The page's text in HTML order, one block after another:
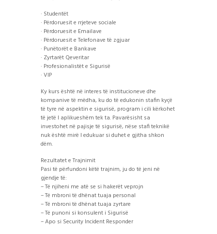
· Studentët
· Përdoruesit e rrjeteve sociale
· Përdoruesit e Emailave
· Përdoruesit e Telefonave të zgjuar
· Punëtorët e Bankave
· Zyrtarët Qeveritar
· Profesionalistët e Sigurisë
· VIP
Ky kurs është në interes të institucioneve dhe
kompanive të mëdha, ku do të edukonin stafin kyçë
të tyre në aspektin e sigurisë, program i cili kërkohet
të jetë I aplikueshëm tek ta. Pavarësisht sa
investohet në pajisje të sigurisë, nëse stafi teknikë
nuk është mirë I edukuar si duhet e gjitha shkon
dëm.
Rezultatet e Trajnimit
Pasi të përfundoni këtë trajnim, ju do të jeni në
gjendje të:
– Të njiheni me atë se si hakerët veprojn
– Të mbroni të dhënat tuaja personal
– Të mbroni të dhënat tuaja zyrtare
– Të punoni si konsulent i Sigurisë
– Apo si Security Incident Responder